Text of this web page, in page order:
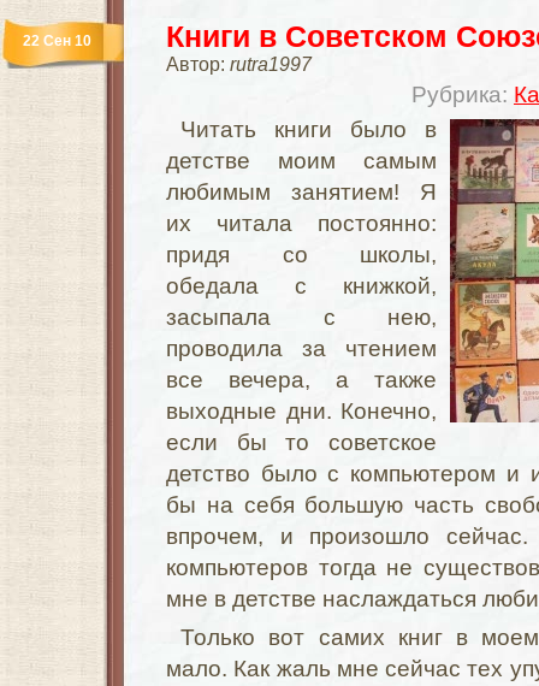
Книги в Советском
Автор: rutra1997
Рубрика:
22 Сен 10
Читать книги было в
детстве моим самым
любимым занятием! Я
их читала постоянно:
придя со школы,
обедала с книжкой,
засыпала с нею,
проводила за чтением
все вечера, а также
выходные дни. Конечно,
если бы то советское
детство было с компьютером и
бы на себя большую часть
впрочем, и произошло
компьютеров тогда не
мне в детстве наслаждаться
Только вот самих книг в
мало. Как жаль мне сейчас тех